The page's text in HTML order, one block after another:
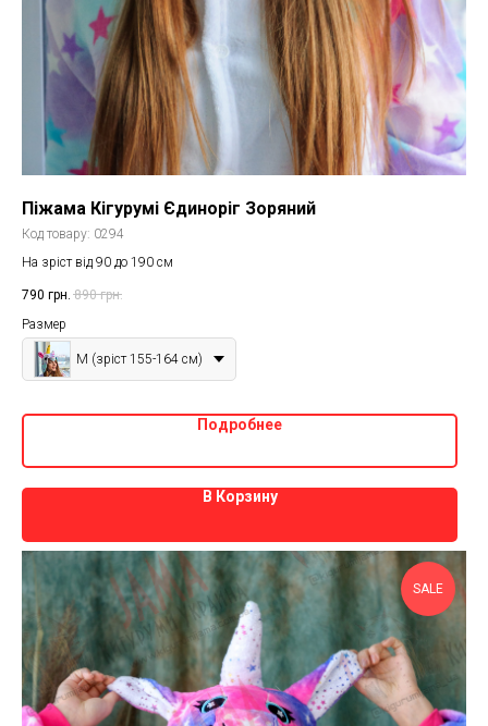
Піжама Кігурумі Єдиноріг Зоряний
Код товару: 0294
На зріст від 90 до 190 см
790 грн. 890 грн.
Размер
M (зріст 155-164 см)
Подробнее
В Корзину
SALE